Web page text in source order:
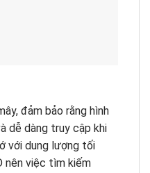
đảm bảo rằng hình
dễ dàng truy cập khi
với dung lượng tối
nên việc tìm kiếm